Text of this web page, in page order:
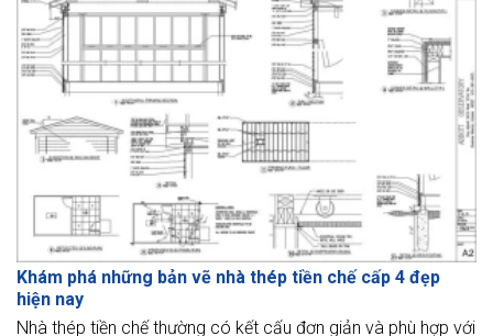
Khám phá những bản vẽ nhà thép tiền chế cấp 4 đẹp
hiện nay
Nhà thép tiền chế thường có kết cấu đơn giản và phù hợp với